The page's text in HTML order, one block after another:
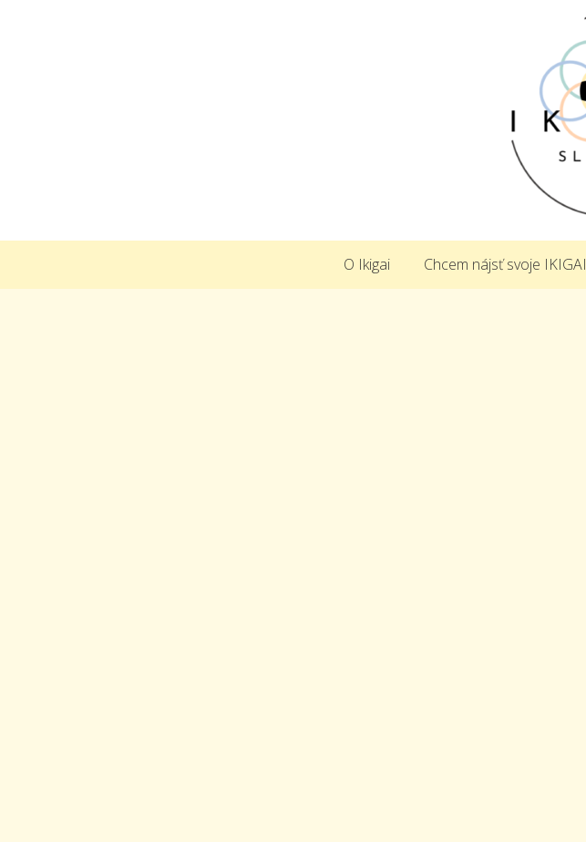
O Ikigai Chcem nájsť svoje IKIGAI